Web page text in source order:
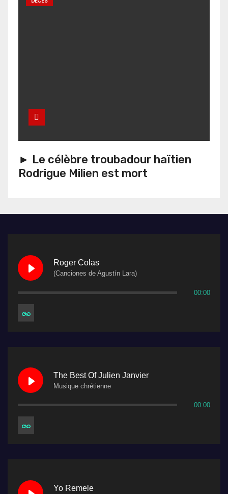
► Le célèbre troubadour haïtien
Rodrigue Milien est mort
Roger Colas
(Canciones de Agustín Lara)
00:00
The Best Of Julien Janvier
Musique chrétienne
00:00
Yo Remele